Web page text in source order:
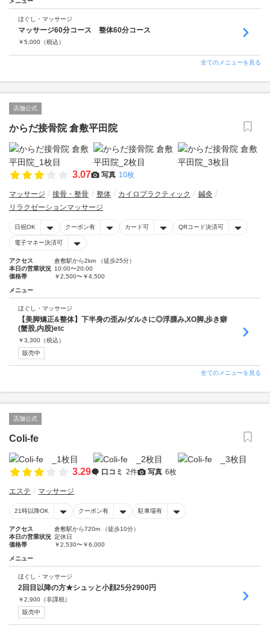
ほぐし・マッサージ
マッサージ60分コース 整体60分コース
￥5,000 （税込）
全てのメニューを見る
店舗公式
からだ接骨院 倉敷平田院
3.07 写真 10枚
マッサージ 接骨・整骨 整体 カイロプラクティック
鍼灸
リラクゼーションマッサージ
日祝OK クーポン有 カード可 QRコード決済可
電子マネー決済可
アクセス
倉敷駅から2km （徒歩25分）
本日の営業状況 10:00〜20:00
価格帯
￥2,500〜￥4,500
メニュー
ほぐし・マッサージ
【美脚矯正&整体】下半身の歪み/ダルさに◎浮腫み,XO脚,歩き癖
(蟹股,内股)etc
￥3,300 （税込）
販売中
全てのメニューを見る
店舗公式
Coli-fe
3.29 口コミ 2件 写真 6枚
エステ マッサージ
21時以降OK クーポン有 駐車場有
アクセス
倉敷駅から720m （徒歩10分）
本日の営業状況 定休日
価格帯
￥2,530〜￥6,000
メニュー
ほぐし・マッサージ
2回目以降の方★シュッと小顔25分2900円
￥2,900 （非課税）
販売中